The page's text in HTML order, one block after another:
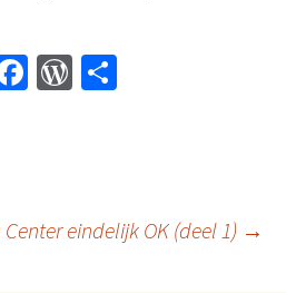
Fa
o
k
W
es
s
eindelijk OK (deel 1) →